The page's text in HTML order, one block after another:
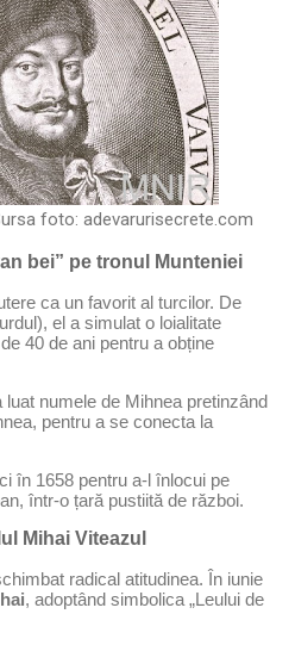
foto: adevarurisecrete.com
bei” pe tronul Munteniei
ca un favorit al turcilor. De
el a simulat o loialitate
40 de ani pentru a obține
luat numele de Mihnea pretinzând
pentru a se conecta la
în 1658 pentru a-l înlocui pe
într-o țară pustiită de război.
Mihai Viteazul
radical atitudinea. În iunie
, adoptând simbolica „Leului de